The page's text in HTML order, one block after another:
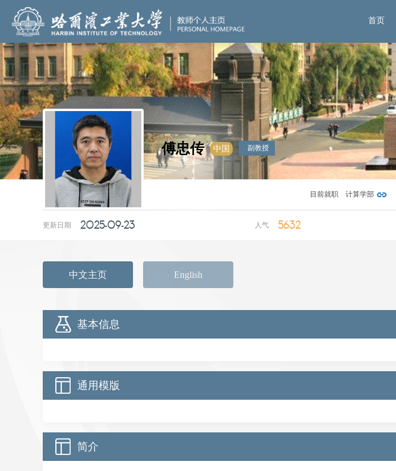
首页
傅忠传 中国 副教授
目前就职 计算学部
更新日期 2025-09-23 人气 5632
中文主页 English
基本信息
通用模版
简介